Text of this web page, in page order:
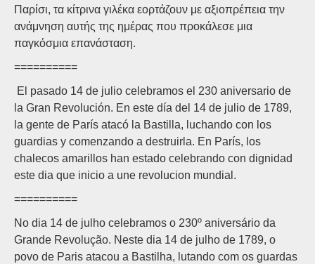
Παρίσι, τα κίτρινα γιλέκα εορτάζουν με αξιοπρέπεια την
ανάμνηση αυτής της ημέρας που προκάλεσε μια
παγκόσμια επανάσταση.
==========
El pasado 14 de julio celebramos el 230 aniversario de
la Gran Revolución. En este día del 14 de julio de 1789,
la gente de París atacó la Bastilla, luchando con los
guardias y comenzando a destruirla. En París, los
chalecos amarillos han estado celebrando con dignidad
este dia que inicio a une revolucion mundial.
==========
No dia 14 de julho celebramos o 230º aniversário da
Grande Revolução. Neste dia 14 de julho de 1789, o
povo de Paris atacou a Bastilha, lutando com os guardas